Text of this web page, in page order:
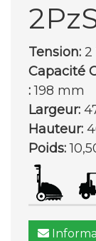
Tension: 2
Capacité
:198 mm
Largeur:
Hauteur:
Poids: